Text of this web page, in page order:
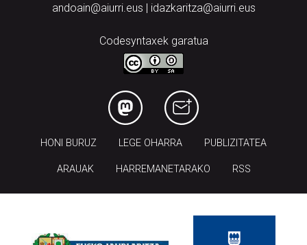
andoain@aiurri.eus | idazkaritza@aiurri.eus
Codesyntaxek garatua
HONI BURUZ LEGE OHARRA PUBLIZITATEA
ARAUAK HARREMANETARAKO RSS